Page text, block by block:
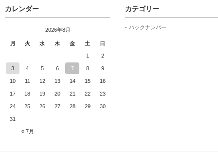
カレンダー
2026年8月
月 火 水 木 金 土 日
« 7月
1 2
3 4 5 6 7 8 9
10 11 12 13 14 15 16
17 18 19 20 21 22 23
24 25 26 27 28 29 30
31
カテゴリー
バックナンバー